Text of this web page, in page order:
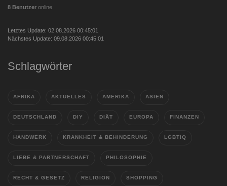
8 Benutzer online
Letztes Update: 02.08.2026 00:45:01
Nächstes Update: 09.08.2026 00:45:01
Schlagwörter
AFRIKA AKTUELLES AMERIKA ASIEN
DEUTSCHLAND DIY DIÄT EUROPA FINANZEN
HANDWERK KRANKHEIT & BEHINDERUNG LGBTIQ
LIEBE & PARTNERSCHAFT PHILOSOPHIE
RECHT & GESETZ RELIGION SHOPPING